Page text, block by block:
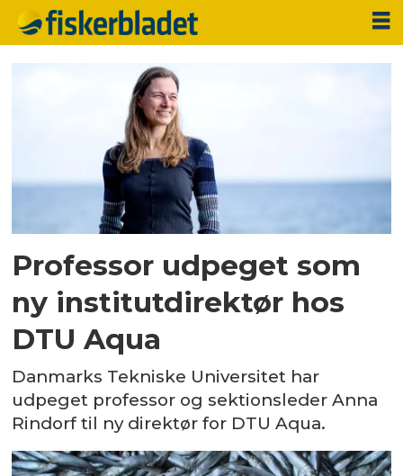
Tag:
Professor udpeget som
ny institutdirektør hos
DTU Aqua
Danmarks Tekniske Universitet har
udpeget professor og sektionsleder Anna
Rindorf til ny direktør for DTU Aqua.